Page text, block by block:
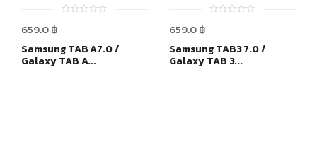
5
659.0฿
Samsung TAB A7.0 /
Galaxy TAB A...
5
659.0฿
Samsung TAB3 7.0 /
Galaxy TAB 3...